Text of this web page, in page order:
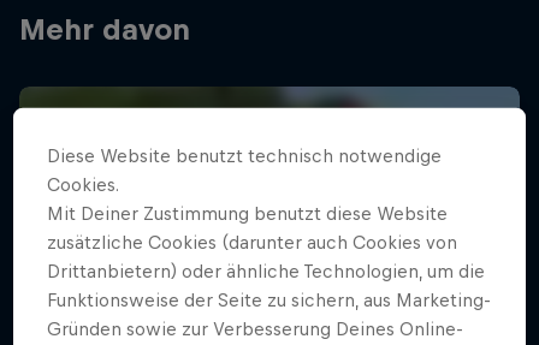
Mehr davon
Diese Website benutzt technisch notwendige
Cookies.
Mit Deiner Zustimmung benutzt diese Website
zusätzliche Cookies (darunter auch Cookies von
Drittanbietern) oder ähnliche Technologien, um die
Funktionsweise der Seite zu sichern, aus Marketing-
Gründen sowie zur Verbesserung Deines Online-